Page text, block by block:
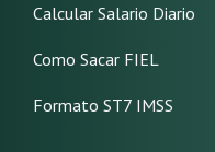
Calcular Salario Diario
Como Sacar FIEL
Formato ST7 IMSS